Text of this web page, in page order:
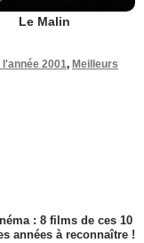
Le Malin
2001, Meilleurs
: 8 films de ces 10
années à reconnaître !